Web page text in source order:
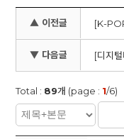
▲ 이전글
▼ 다음글
Total : 89개 (page : 1/6)